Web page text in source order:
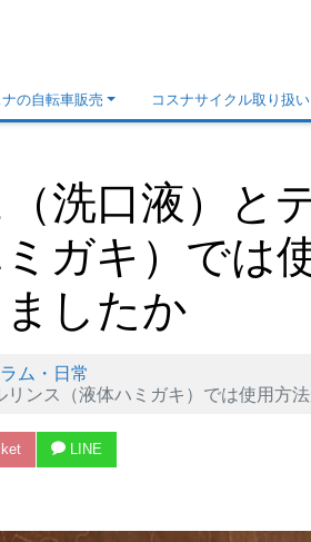
ナの自転車販売 コスナサイクル取り扱
洗口液）と
ガキ）では
したか
ム・日常
（液体ハミガキ）では使用方法が違うこ
LINE